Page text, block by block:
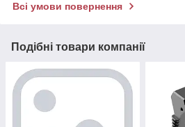
Всі умови повернення
Подібні товари компанії